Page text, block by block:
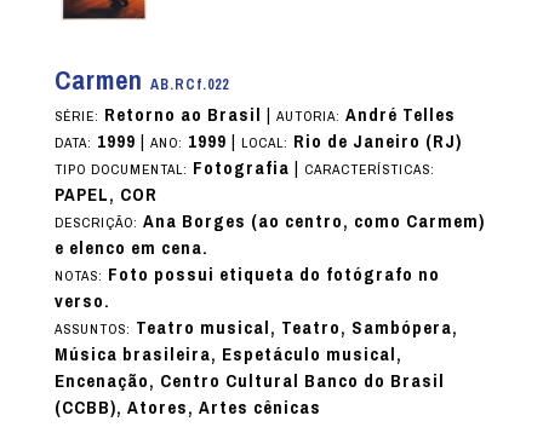
Carmen AB.RCf.022
SÉRIE: Retorno ao Brasil | AUTORIA: André Telles
DATA: 1999| ANO: 1999| LOCAL: Rio de Janeiro (RJ)
TIPO DOCUMENTAL: Fotografia| CARACTERÍSTICAS:
PAPEL, COR
DESCRIÇÃO: Ana Borges (ao centro, como Carmem)
e elenco em cena.
NOTAS: Foto possui etiqueta do fotógrafo no
verso.
ASSUNTOS: Teatro musical, Teatro, Sambópera,
Música brasileira, Espetáculo musical,
Encenação, Centro Cultural Banco do Brasil
(CCBB), Atores, Artes cênicas